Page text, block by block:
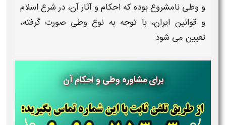
و وطی نامشروع بوده که احکام و آثارآن، در شرع اسلام
و قوانین ایران، با توجه به نوع وطی صورت گرفته،
تعیین می شود.
برای مشاوره وطی و احکام آن